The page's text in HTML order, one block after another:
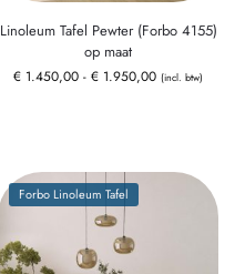
Linoleum Tafel Pewter (Forbo 4155)
op maat
€ 1.450,00 - € 1.950,00 (incl. btw)
Forbo Linoleum Tafel